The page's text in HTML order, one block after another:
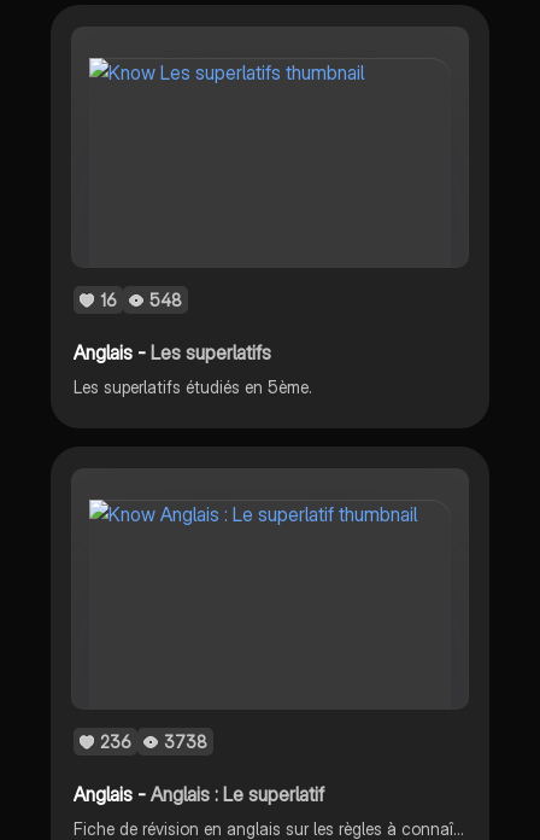
16 548
Anglais -Les superlatifs
Les superlatifs étudiés en 5ème.
236 3738
Anglais -Anglais : Le superlatif
Fiche de révision en anglais sur les règles à connaître pour employer le superlatif. N’hésitez pas à liker ou à vous abonner si cela vous a été utile ! 🫶🏼